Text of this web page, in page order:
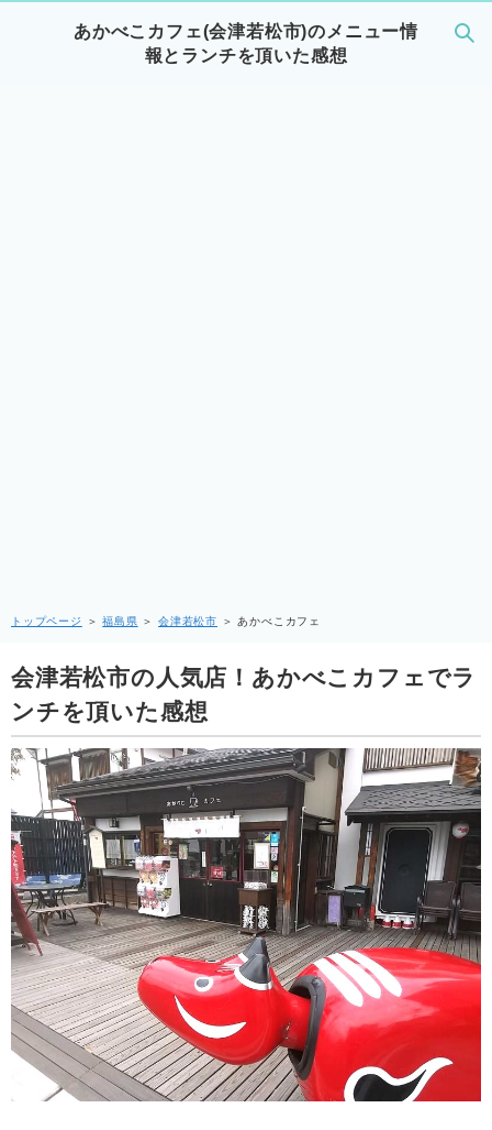
あかべこカフェ(会津若松市)のメニュー情
報とランチを頂いた感想
トップページ ＞福島県 ＞会津若松市 ＞ あかべこカフェ
会津若松市の人気店！あかべこカフェでラ
ンチを頂いた感想